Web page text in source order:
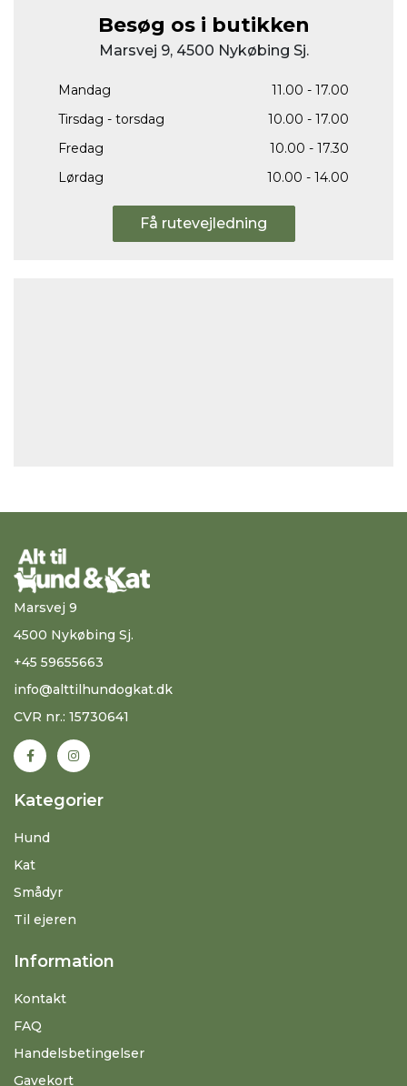
Besøg os i butikken
Marsvej 9, 4500 Nykøbing Sj.
Mandag
11.00 - 17.00
Tirsdag - torsdag
10.00 - 17.00
Fredag
10.00 - 17.30
Lørdag
10.00 - 14.00
Få rutevejledning
Marsvej 9
4500 Nykøbing Sj.
+45 59655663
info@alttilhundogkat.dk
CVR nr.: 15730641
Kategorier
Hund
Kat
Smådyr
Til ejeren
Information
Kontakt
FAQ
Handelsbetingelser
Gavekort